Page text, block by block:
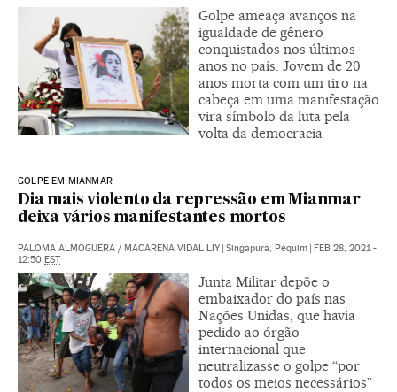
Golpe ameaça avanços na
igualdade de gênero
conquistados nos últimos
anos no país. Jovem de 20
anos morta com um tiro na
cabeça em uma manifestação
vira símbolo da luta pela
volta da democracia
GOLPE EM MIANMAR
Dia mais violento da repressão em Mianmar
deixa vários manifestantes mortos
PALOMA ALMOGUERA / MACARENA VIDAL LIY | Singapura, Pequim | FEB 28, 2021 -
12:50 EST
Junta Militar depõe o
embaixador do país nas
Nações Unidas, que havia
pedido ao órgão
internacional que
neutralizasse o golpe “por
todos os meios necessários”